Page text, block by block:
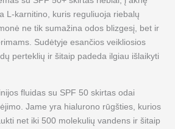
L-karnitino, kuris reguliuoja riebalų
ne tik sumažina odos blizgesį, bet ir
Sudėtyje esančios veikliosios
perteklių ir šitaip padeda ilgiau išlaikyti
fluidas su SPF 50 skirtas odai
Jame yra hialurono rūgšties, kurios
net iki 500 molekulių vandens ir šitaip